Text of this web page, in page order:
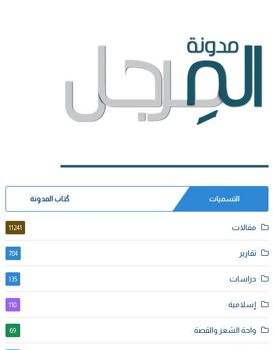
التسميات كُتاب المدونة
مقالات 11241
تقارير 784
دراسات 135
إسلامية 110
واحة الشعر والقصة 69